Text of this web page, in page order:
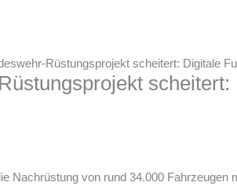
Rüstungsprojekt scheitert: Digitale
Nachrüstung von rund 34.000